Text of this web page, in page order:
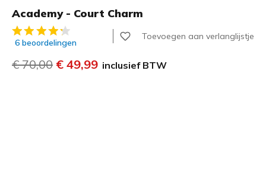
Academy - Court Charm
4,3 van de 5 klantbeoordelingen
6 beoordelingen
Toevoegen aan verlanglijstje
Prijs verlaagd van
€ 70,00 naar
€ 49,99 inclusief BTW